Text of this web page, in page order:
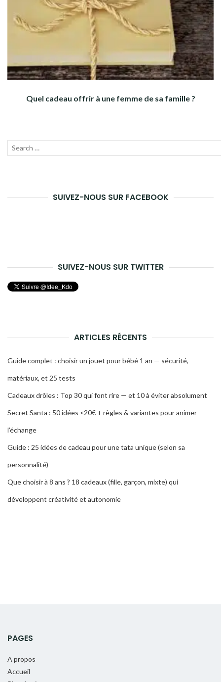
Quel cadeau offrir à une femme de sa famille ?
Recherche
SUIVEZ-NOUS SUR FACEBOOK
SUIVEZ-NOUS SUR TWITTER
ARTICLES RÉCENTS
Guide complet : choisir un jouet pour bébé 1 an — sécurité,
matériaux, et 25 tests
Cadeaux drôles : Top 30 qui font rire — et 10 à éviter absolument
Secret Santa : 50 idées <20€ + règles & variantes pour animer
l’échange
Guide : 25 idées de cadeau pour une tata unique (selon sa
personnalité)
Que choisir à 8 ans ? 18 cadeaux (fille, garçon, mixte) qui
développent créativité et autonomie
PAGES
A propos
Accueil